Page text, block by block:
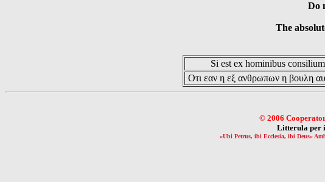
Do
The
Si est ex hominibus
Οτι εαν η εξ ανθρωπων η βουλη
© 2006
Litterula per
«Ubi Petrus, ibi Ecclesia, ibi Deus»